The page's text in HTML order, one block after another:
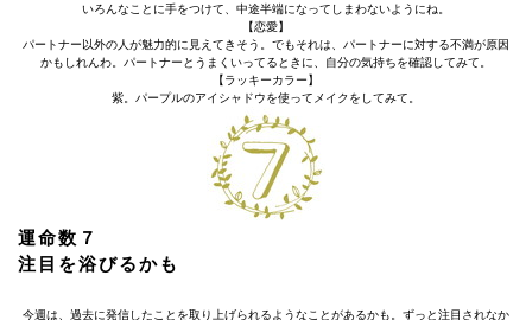
いろんなことに手をつけて、中途半端になってしまわないようにね。
【恋愛】
パートナー以外の人が魅力的に見えてきそう。でもそれは、パートナーに対する不満が原因
かもしれんわ。パートナーとうまくいってるときに、自分の気持ちを確認してみて。
【ラッキーカラー】
紫。パープルのアイシャドウを使ってメイクをしてみて。
運命数７
注目を浴びるかも
今週は、過去に発信したことを取り上げられるようなことがあるかも。ずっと注目されなか